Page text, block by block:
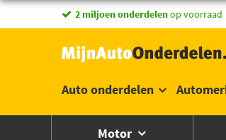
2 miljoen onderdelenop voorraad
Auto onderdelen
Motor